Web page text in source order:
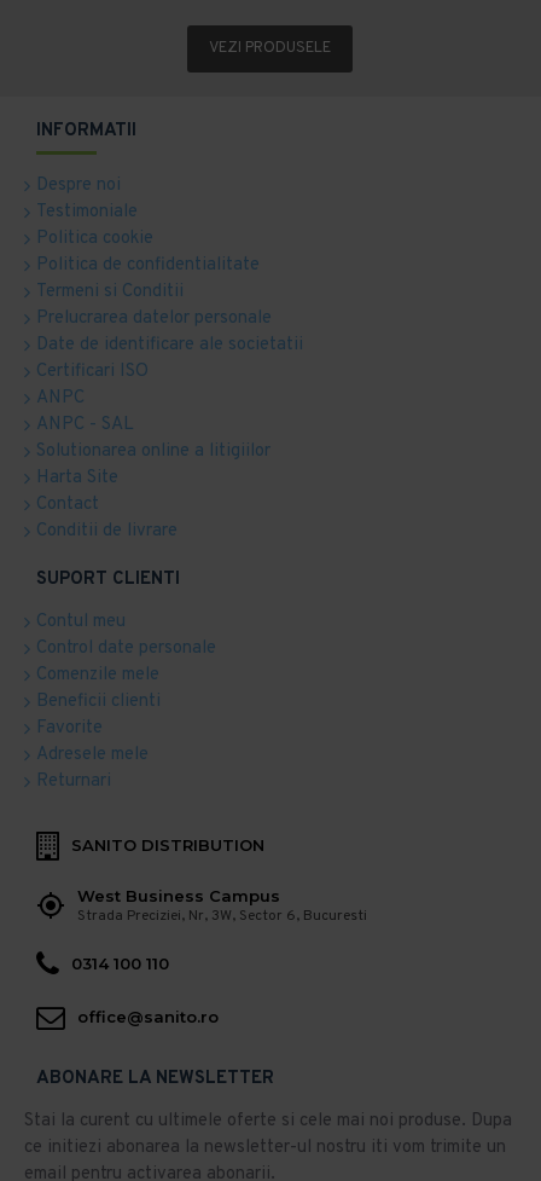
VEZI PRODUSELE
INFORMATII
Despre noi
Testimoniale
Politica cookie
Politica de confidentialitate
Termeni si Conditii
Prelucrarea datelor personale
Date de identificare ale societatii
Certificari ISO
ANPC
ANPC - SAL
Solutionarea online a litigiilor
Harta Site
Contact
Conditii de livrare
SUPORT CLIENTI
Contul meu
Control date personale
Comenzile mele
Beneficii clienti
Favorite
Adresele mele
Returnari
SANITO DISTRIBUTION
West Business Campus
Strada Preciziei, Nr, 3W, Sector 6, Bucuresti
0314 100 110
office@sanito.ro
ABONARE LA NEWSLETTER
Stai la curent cu ultimele oferte si cele mai noi produse. Dupa
ce initiezi abonarea la newsletter-ul nostru iti vom trimite un
email pentru activarea abonarii.